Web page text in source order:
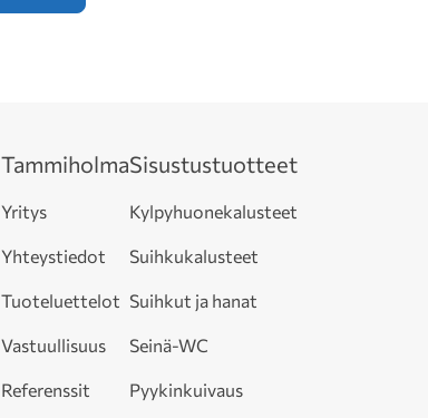
Tammiholma
Yritys
Yhteystiedot
Tuoteluettelot
Vastuullisuus
Referenssit
Sisustustuotteet
Kylpyhuonekalusteet
Suihkukalusteet
Suihkut ja hanat
Seinä-WC
Pyykinkuivaus